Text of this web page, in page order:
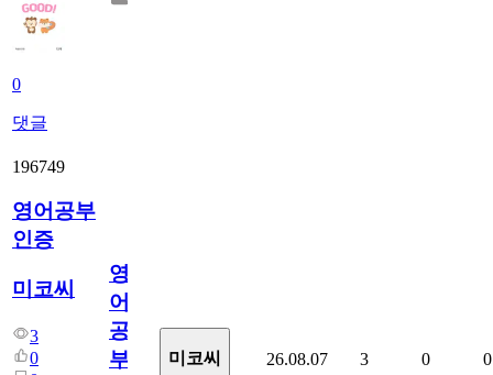
0
댓글
196749
영어공부
인증
미코씨
3
0
영
어
공
부
미코씨 26.08.07 3 0 0